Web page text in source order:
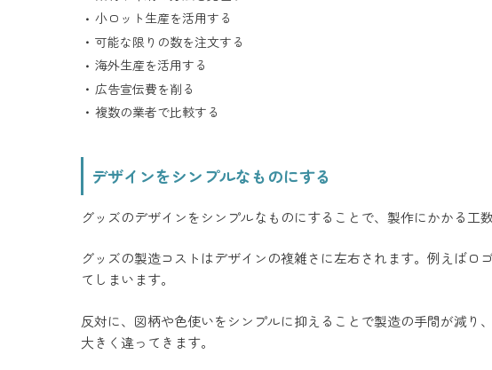
小ロット生産を活用する
可能な限りの数を注文する
海外生産を活用する
広告宣伝費を削る
複数の業者で比較する
デザインをシンプルなものにする
グッズのデザインをシンプルなものにすることで、製作にかかる工
グッズの製造コストはデザインの複雑さに左右されます。例えば
てしまいます。
反対に、図柄や色使いをシンプルに抑えることで製造の手間が減
大きく違ってきます。